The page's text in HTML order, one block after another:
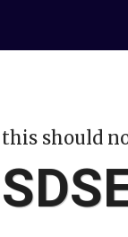
this should